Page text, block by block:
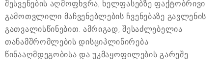
შესვენების აღმოფხვრა, ხელფასებზე ფაქტობრივი
გამოთვლილი მაჩვენებლების ჩვენებაზე გავლენის
გათვალისწინებით. ამრიგად, შესაძლებელია
თანამშრომლების დისციპლინირება
წინააღმდეგობისა და უკმაყოფილების გარეშე.